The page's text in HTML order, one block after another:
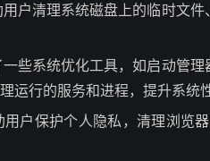
户清理系统磁盘上的临时文
些系统优化工具，如启动管
运行的服务和进程，提升系统性
户保护个人隐私，清理浏览